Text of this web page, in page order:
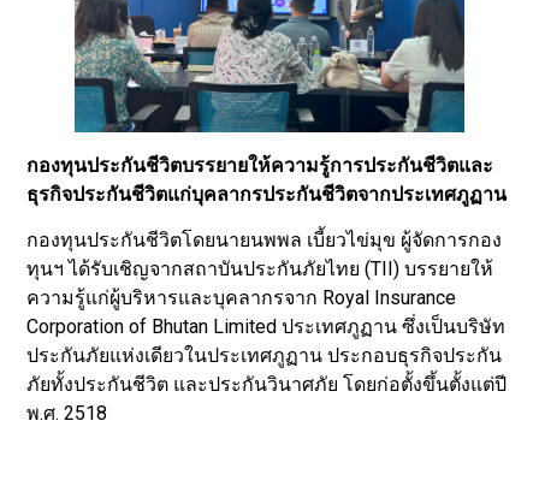
กองทุนประกันชีวิตบรรยายให้ความรู้การประกันชีวิตและ
ธุรกิจประกันชีวิตแก่บุคลากรประกันชีวิตจากประเทศภูฏาน
กองทุนประกันชีวิตโดยนายนพพล เบี้ยวไข่มุข ผู้จัดการกอง
ทุนฯ ได้รับเชิญจากสถาบันประกันภัยไทย (TII) บรรยายให้
ความรู้แก่ผู้บริหารและบุคลากรจาก Royal Insurance
Corporation of Bhutan Limited ประเทศภูฏาน ซึ่งเป็นบริษัท
ประกันภัยแห่งเดียวในประเทศภูฏาน ประกอบธุรกิจประกัน
ภัยทั้งประกันชีวิต และประกันวินาศภัย โดยก่อตั้งขึ้นตั้งแต่ปี
พ.ศ. 2518